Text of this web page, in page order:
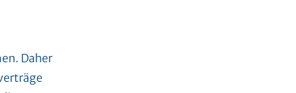
Daher